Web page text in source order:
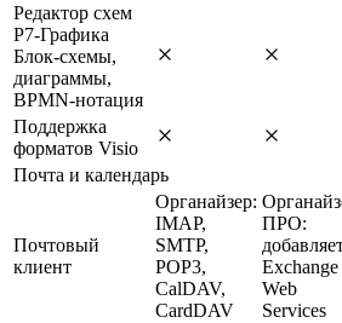
Редактор схем
Р7-Графика
Блок-схемы,
диаграммы,
BPMN-нотация
Поддержка
форматов Visio
Почта и календарь
Почтовый
клиент
Органайзер:
IMAP,
SMTP,
POP3,
CalDAV,
CardDAV
ПРО:
Exchange
Web
Services